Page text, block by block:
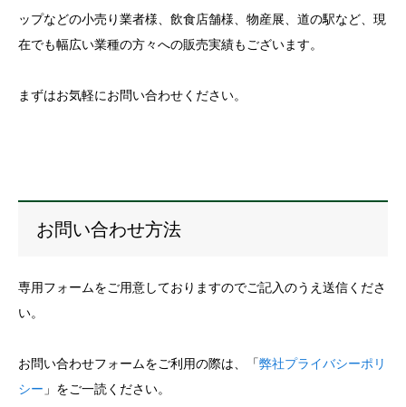
ップなどの小売り業者様、飲食店舗様、物産展、道の駅など、現
在でも幅広い業種の方々への販売実績もございます。
まずはお気軽にお問い合わせください。
お問い合わせ方法
専用フォームをご用意しておりますのでご記入のうえ送信くださ
い。
お問い合わせフォームをご利用の際は、「弊社プライバシーポリ
シー 」をご一読ください。